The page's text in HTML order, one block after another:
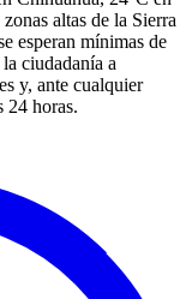
altas de la Sierra
esperan mínimas de
ciudadanía a
y, ante cualquier
24 horas.